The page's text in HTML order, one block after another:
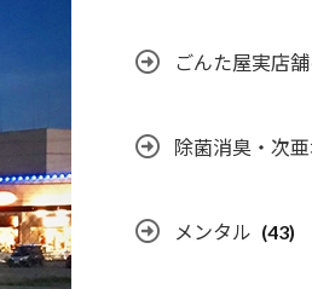
ごんた屋実店
除菌消臭・次
メンタル (43)